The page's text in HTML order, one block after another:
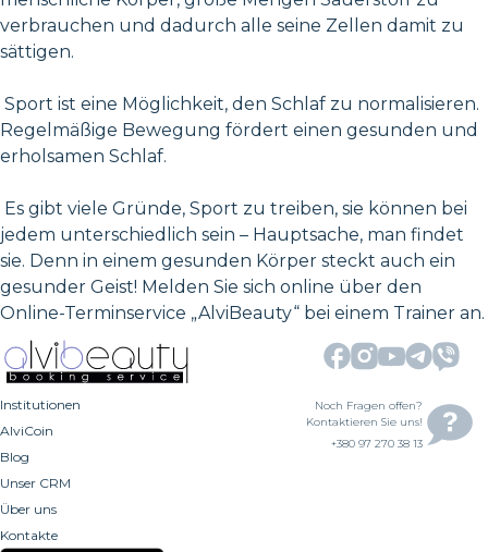
verbrauchen und dadurch alle seine Zellen damit zu
sättigen.
Sport ist eine Möglichkeit, den Schlaf zu normalisieren.
Regelmäßige Bewegung fördert einen gesunden und
erholsamen Schlaf.
Es gibt viele Gründe, Sport zu treiben, sie können bei
jedem unterschiedlich sein – Hauptsache, man findet
sie. Denn in einem gesunden Körper steckt auch ein
gesunder Geist! Melden Sie sich online über den
Online-Terminservice „AlviBeauty“ bei einem Trainer an.
Institutionen
AlviCoin
Blog
Unser CRM
Über uns
Kontakte
Noch Fragen offen?
Kontaktieren Sie uns!
+380 97 270 38 13